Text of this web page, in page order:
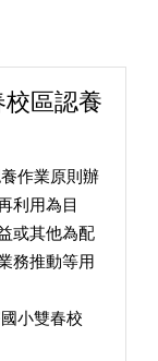
區認養
作業原則辦
利用為目
或其他為配
務推動等用
小雙春校